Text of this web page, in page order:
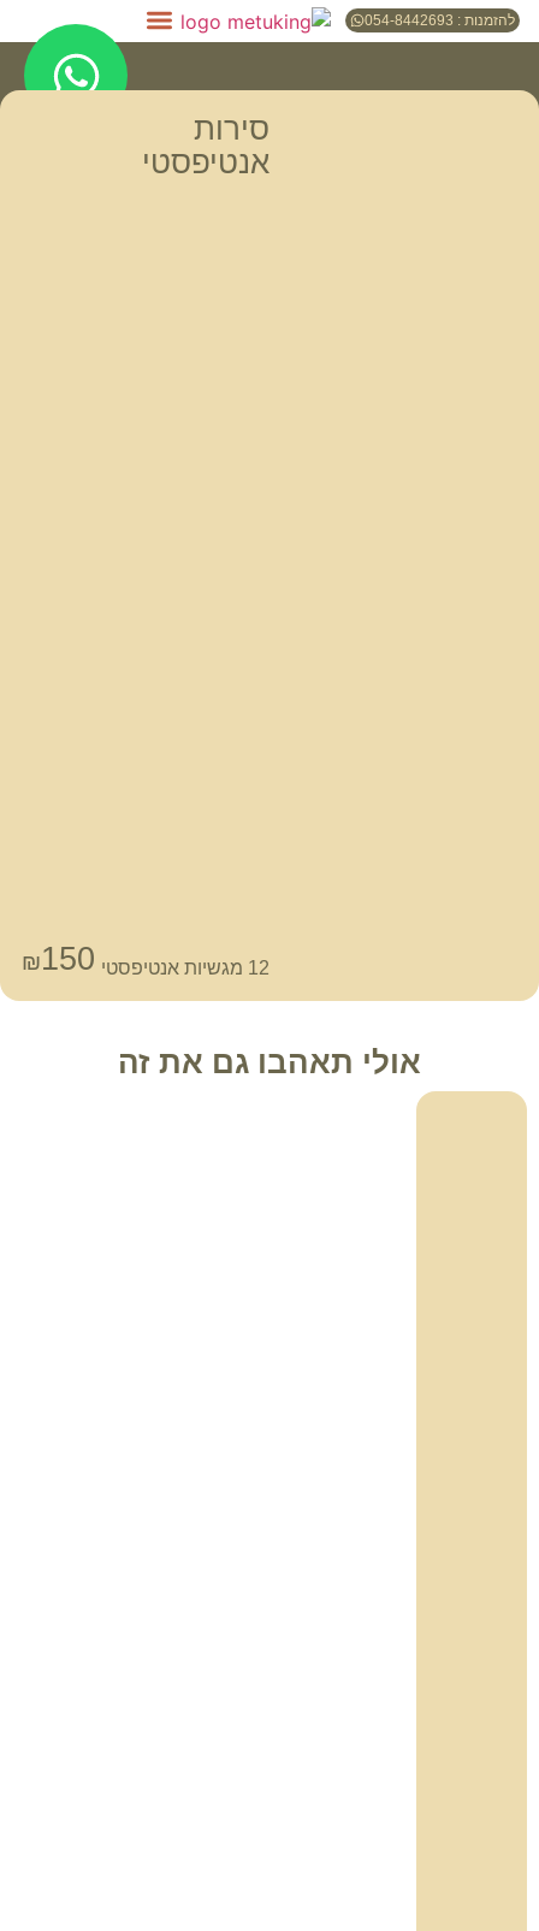
להזמנות : 054-8442693
סירות
אנטיפסטי
12 מגשיות אנטיפסטי ₪150
אולי תאהבו גם את זה